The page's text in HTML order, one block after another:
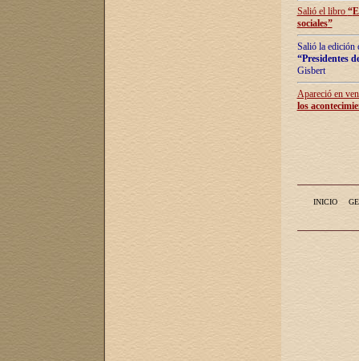
Salió el libro “
sociales”
Salió la edición
“Presidentes
Gisbert
Apareció en
los
INICIO